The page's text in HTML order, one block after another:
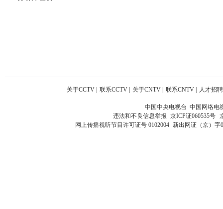
关于CCTV | 联系CCTV | 关于CNTV | 联系CNTV | 人才招聘
中国中央电视台 中国网络电
违法和不良信息举报 京ICP证060535号
网上传播视听节目许可证号 0102004 新出网证（京）